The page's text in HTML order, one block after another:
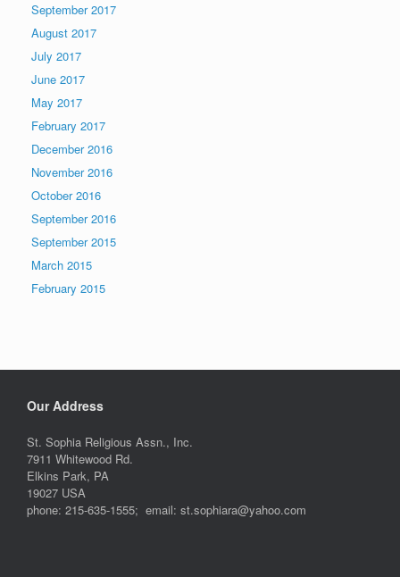
September 2017
August 2017
July 2017
June 2017
May 2017
February 2017
December 2016
November 2016
October 2016
September 2016
September 2015
March 2015
February 2015
Our Address
St. Sophia Religious Assn., Inc.
7911 Whitewood Rd.
Elkins Park, PA
19027 USA
phone: 215-635-1555; email: st.sophiara@yahoo.com